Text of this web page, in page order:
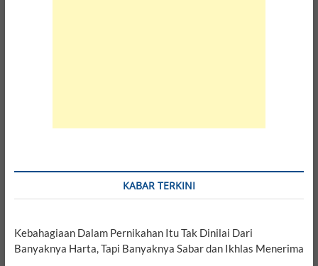
KABAR TERKINI
Kebahagiaan Dalam Pernikahan Itu Tak Dinilai Dari
Banyaknya Harta, Tapi Banyaknya Sabar dan Ikhlas Menerima